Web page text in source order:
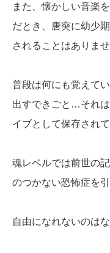
また、懐かしい音楽
だとき、唐突に幼少
されることはありま
普段は何にも覚えて
出すできごと…それ
イブとして保存され
魂レベルでは前世の
のつかない恐怖症を
自由になれないのは